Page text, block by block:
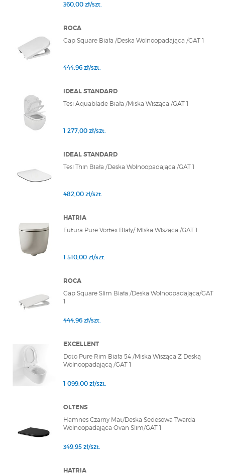
360,00 zł/szt.
ROCA
Gap Square Biała /Deska Wolnoopadająca /GAT 1
444,96 zł/szt.
IDEAL STANDARD
Tesi Aquablade Biała /Miska Wisząca /GAT 1
1 277,00 zł/szt.
IDEAL STANDARD
Tesi Thin Biała /Deska Wolnoopadająca /GAT 1
482,00 zł/szt.
HATRIA
Futura Pure Vortex Biały/ Miska Wisząca /GAT 1
1 510,00 zł/szt.
ROCA
Gap Square Slim Biała /Deska Wolnoopadająca/GAT
1
444,96 zł/szt.
EXCELLENT
Doto Pure Rim Biała 54 /Miska Wisząca Z Deską
Wolnoopadającą /GAT 1
1 099,00 zł/szt.
OLTENS
Hamnes Czarny Mat/Deska Sedesowa Twarda
Wolnoopadająca Ovan Slim/GAT 1
349,95 zł/szt.
HATRIA